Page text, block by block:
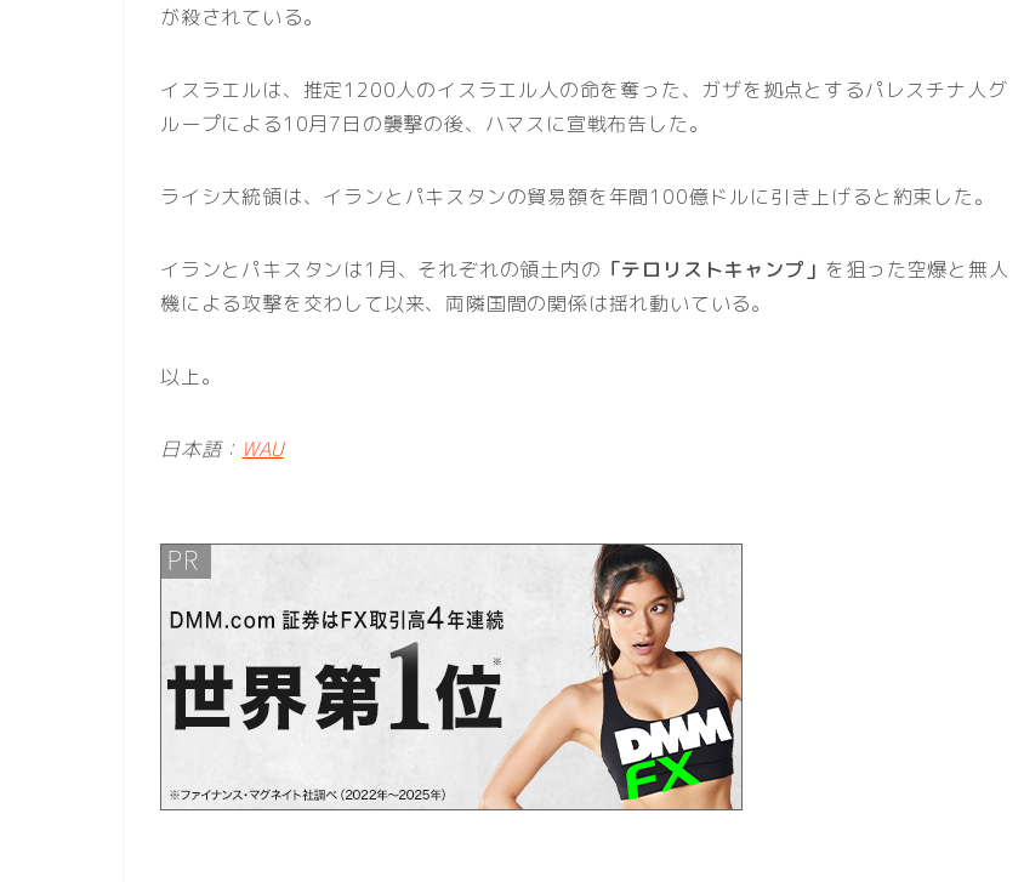
が殺されている。
イスラエルは、推定1200人のイスラエル人の命を奪った、ガザを拠点とするパレスチナ人グ
ループによる10月7日の襲撃の後、ハマスに宣戦布告した。
ライシ大統領は、イランとパキスタンの貿易額を年間100億ドルに引き上げると約束した。
イランとパキスタンは1月、それぞれの領土内の 「テロリストキャンプ」 を狙った空爆と無人
機による攻撃を交わして以来、両隣国間の関係は揺れ動いている。
以上。
日本語： WAU